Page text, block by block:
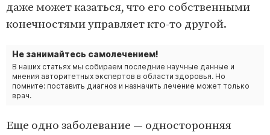
даже может казаться, что его собственными
конечностями управляет кто-то другой.
Не занимайтесь самолечением!
В наших статьях мы собираем последние научные данные и
мнения авторитетных экспертов в области здоровья. Но
помните: поставить диагноз и назначить лечение может только
врач.
Еще одно заболевание — односторонняя